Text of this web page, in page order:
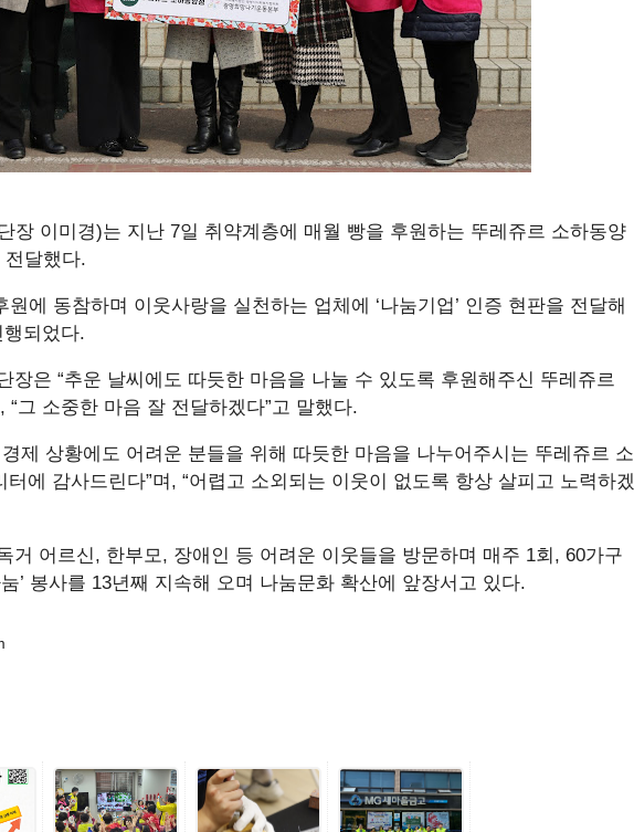
장 이미경)는 지난 7일 취약계층에 매월 빵을 후원하는 뚜레쥬르 소하동양
전달했다.
에 동참하며 이웃사랑을 실천하는 업체에 ‘나눔기업’ 인증 현판을 전달해
되었다.
장은 “추운 날씨에도 따듯한 마음을 나눌 수 있도록 후원해주신 뚜레쥬르
“그 소중한 마음 잘 전달하겠다”고 말했다.
제 상황에도 어려운 분들을 위해 따듯한 마음을 나누어주시는 뚜레쥬르 소
에 감사드린다”며, “어렵고 소외되는 이웃이 없도록 항상 살피고 노력하겠
거 어르신, 한부모, 장애인 등 어려운 이웃들을 방문하며 매주 1회, 60가구
’ 봉사를 13년째 지속해 오며 나눔문화 확산에 앞장서고 있다.